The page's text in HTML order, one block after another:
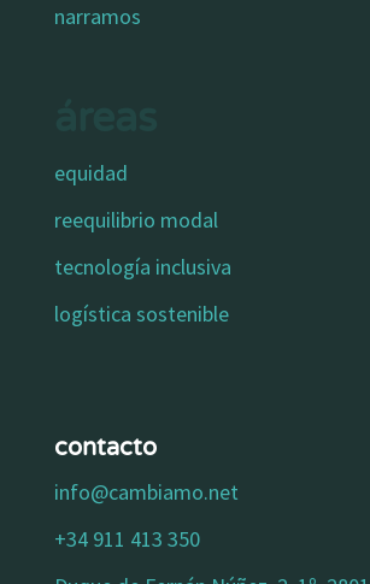
narramos
equidad
reequilibrio modal
tecnología inclusiva
logística sostenible
contacto
info@cambiamo.net
+34 911 413 350